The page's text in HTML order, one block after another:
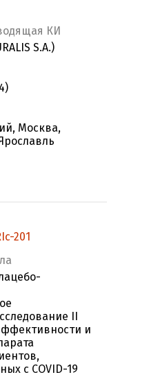
КИ
S.A.)
Москва,
201
II
и
с COVID-19